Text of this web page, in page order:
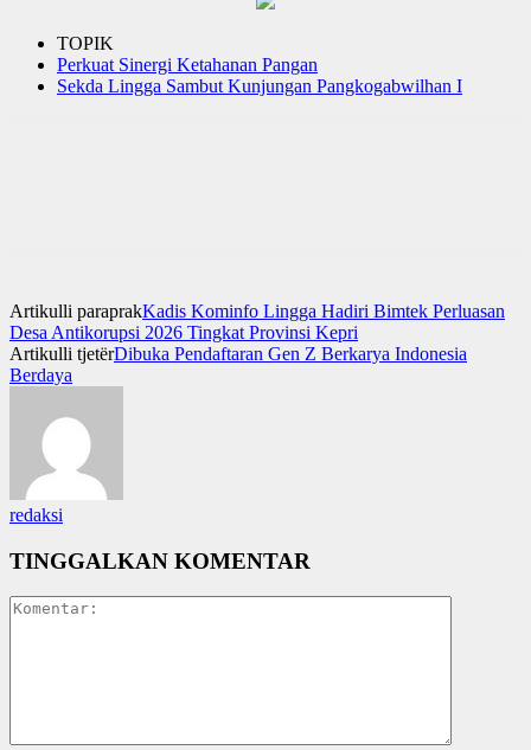
TOPIK
Perkuat Sinergi Ketahanan Pangan
Sekda Lingga Sambut Kunjungan Pangkogabwilhan I
Artikulli paraprakKadis Kominfo Lingga Hadiri Bimtek Perluasan
Desa Antikorupsi 2026 Tingkat Provinsi Kepri
Artikulli tjetërDibuka Pendaftaran Gen Z Berkarya Indonesia
Berdaya
redaksi
TINGGALKAN KOMENTAR